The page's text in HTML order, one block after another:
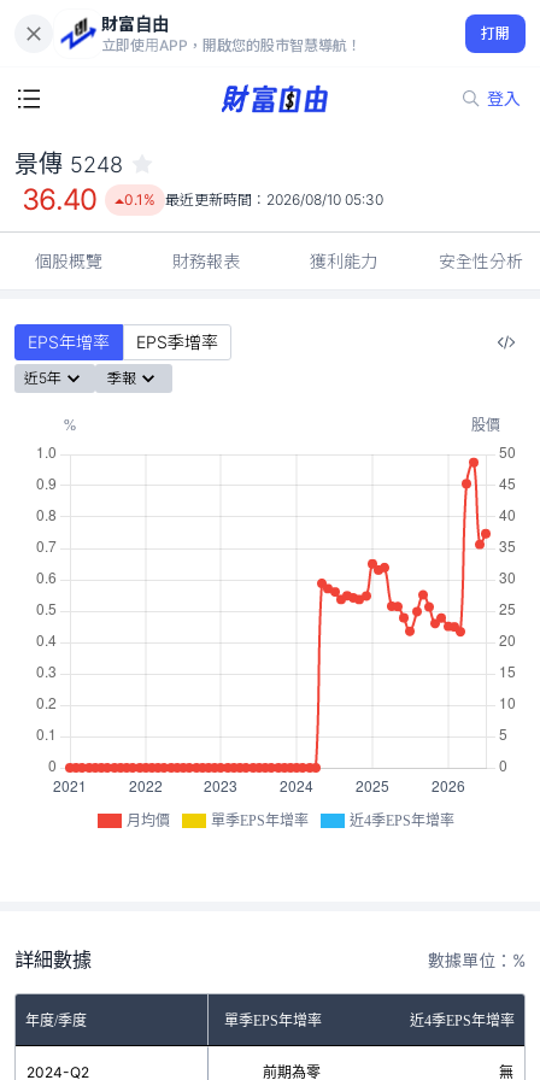
財富自由
立即使用APP，開啟您的股市智慧導航！
打開
登入
36.40
0.1%
景傳 5248
36.40 0.1% 最近更新時間： 2026/08/10 05:30
個股概覽 財務報表 獲利能力 安全性分析
EPS年增率 EPS季增率
近5年 季報
月均價 單季EPS年增率 近4季EPS年增率
詳細數據 數據單位：%
年度/季度 單季EPS年增率 近4季EPS年增率
2024-Q2 前期為零 無